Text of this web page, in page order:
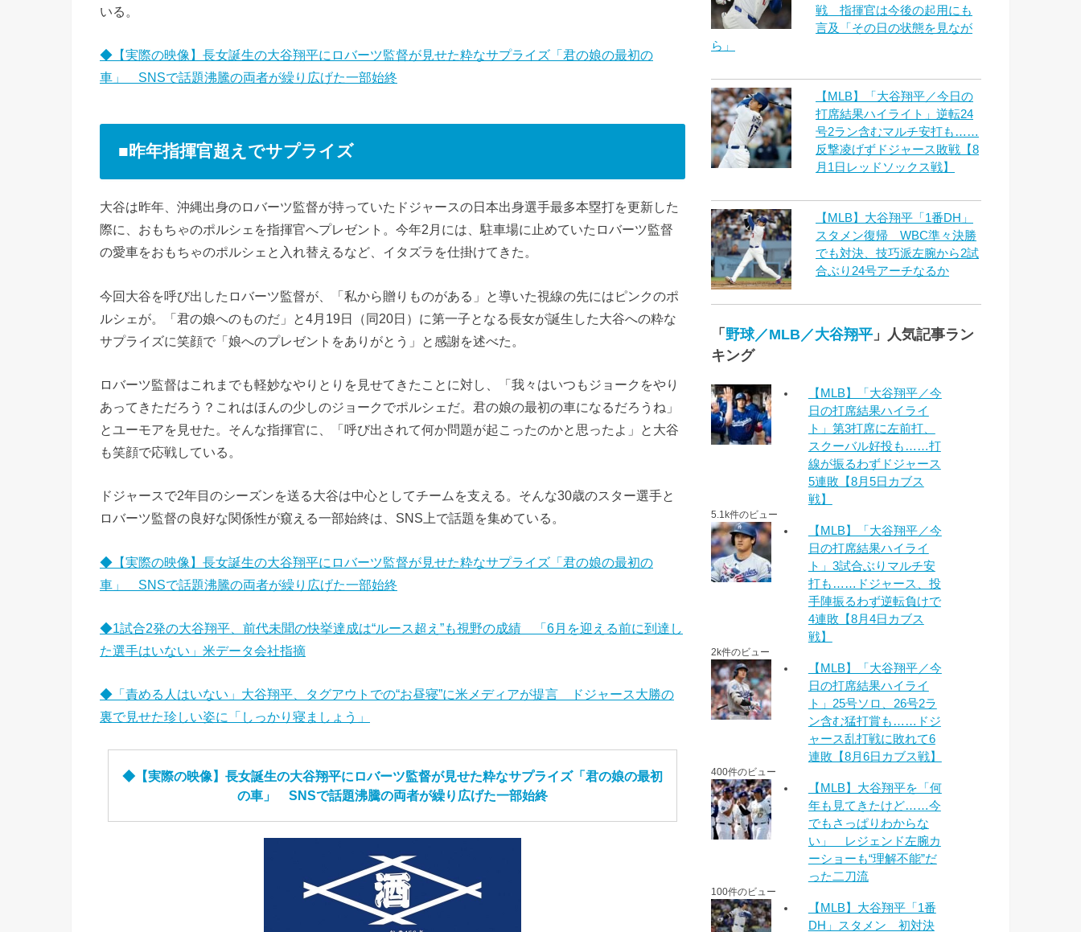
いる。
◆【実際の映像】長女誕生の大谷翔平にロバーツ監督が見せた粋なサプライズ「君の娘の最初の
車」 SNSで話題沸騰の両者が繰り広げた一部始終
■昨年指揮官超えでサプライズ
大谷は昨年、沖縄出身のロバーツ監督が持っていたドジャースの日本出身選手最多本塁打を更新した
際に、おもちゃのポルシェを指揮官へプレゼント。今年2月には、駐車場に止めていたロバーツ監督
の愛車をおもちゃのポルシェと入れ替えるなど、イタズラを仕掛けてきた。
今回大谷を呼び出したロバーツ監督が、「私から贈りものがある」と導いた視線の先にはピンクのポ
ルシェが。「君の娘へのものだ」と4月19日（同20日）に第一子となる長女が誕生した大谷への粋な
サプライズに笑顔で「娘へのプレゼントをありがとう」と感謝を述べた。
ロバーツ監督はこれまでも軽妙なやりとりを見せてきたことに対し、「我々はいつもジョークをやり
あってきただろう？これはほんの少しのジョークでポルシェだ。君の娘の最初の車になるだろうね」
とユーモアを見せた。そんな指揮官に、「呼び出されて何か問題が起こったのかと思ったよ」と大谷
も笑顔で応戦している。
ドジャースで2年目のシーズンを送る大谷は中心としてチームを支える。そんな30歳のスター選手と
ロバーツ監督の良好な関係性が窺える一部始終は、SNS上で話題を集めている。
◆【実際の映像】長女誕生の大谷翔平にロバーツ監督が見せた粋なサプライズ「君の娘の最初の
車」 SNSで話題沸騰の両者が繰り広げた一部始終
◆1試合2発の大谷翔平、前代未聞の快挙達成は“ルース超え”も視野の成績 「6月を迎える前に到達し
た選手はいない」米データ会社指摘
◆「責める人はいない」大谷翔平、タグアウトでの“お昼寝”に米メディアが提言 ドジャース大勝の
裏で見せた珍しい姿に「しっかり寝ましょう」
◆【実際の映像】長女誕生の大谷翔平にロバーツ監督が見せた粋なサプライズ「君の娘の最初
の車」 SNSで話題沸騰の両者が繰り広げた一部始終
戦 指揮官は今後の起用にも
言及「その日の状態を見なが
ら」
【MLB】「大谷翔平／今日の
打席結果ハイライト」逆転24
号2ラン含むマルチ安打も……
反撃凌げずドジャース敗戦【8
月1日レッドソックス戦】
【MLB】大谷翔平「1番DH」
スタメン復帰 WBC準々決勝
でも対決、技巧派左腕から2試
合ぶり24号アーチなるか
「 野球／MLB／大谷翔平 」人気記事ラン
キング
【MLB】「大谷翔平／今
日の打席結果ハイライ
ト」第3打席に左前打、
スクーバル好投も……打
線が振るわずドジャース
5連敗【8月5日カブス
戦】
5.1k件のビュー
【MLB】「大谷翔平／今
日の打席結果ハイライ
ト」3試合ぶりマルチ安
打も……ドジャース、投
手陣振るわず逆転負けで
4連敗【8月4日カブス
戦】
2k件のビュー
【MLB】「大谷翔平／今
日の打席結果ハイライ
ト」25号ソロ、26号2ラ
ン含む猛打賞も……ドジ
ャース乱打戦に敗れて6
連敗【8月6日カブス戦】
400件のビュー
【MLB】大谷翔平を「何
年も見てきたけど……今
でもさっぱりわからな
い」 レジェンド左腕カ
ーショーも“理解不能”だ
った二刀流
100件のビュー
【MLB】大谷翔平「1番
DH」スタメン 初対決